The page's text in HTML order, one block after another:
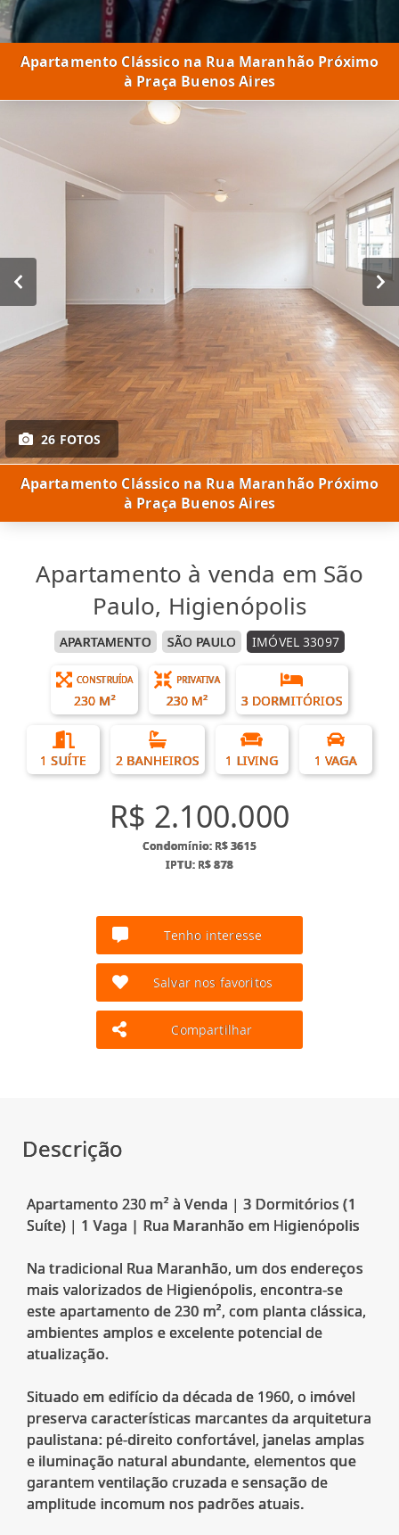
Apartamento Clássico na Rua Maranhão Próximo
à Praça Buenos Aires
26 FOTOS
Apartamento Clássico na Rua Maranhão Próximo
à Praça Buenos Aires
Apartamento à venda em São
Paulo, Higienópolis
APARTAMENTO SÃO PAULO IMÓVEL 33097
CONSTRUÍDA
230 M²
PRIVATIVA
230 M² 3 DORMITÓRIOS
1 SUÍTE 2 BANHEIROS 1 LIVING 1 VAGA
R$ 2.100.000
Condomínio: R$ 3615
IPTU: R$ 878
Tenho interesse
Salvar nos favoritos
Compartilhar
Descrição
Apartamento 230 m² à Venda | 3 Dormitórios (1
Suíte) | 1 Vaga | Rua Maranhão em Higienópolis
Na tradicional Rua Maranhão, um dos endereços
mais valorizados de Higienópolis, encontra-se
este apartamento de 230 m², com planta clássica,
ambientes amplos e excelente potencial de
atualização.
Situado em edifício da década de 1960, o imóvel
preserva características marcantes da arquitetura
paulistana: pé-direito confortável, janelas amplas
e iluminação natural abundante, elementos que
garantem ventilação cruzada e sensação de
amplitude incomum nos padrões atuais.